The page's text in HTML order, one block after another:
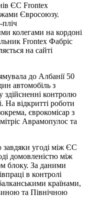
ЄС Frontex
Євросоюзу.
колегами на кордоні
Frontex Фабріc
на сайті
до Албанії 50
автомобіль з
здійсненні контролю
На відкритті роботи
єврокомісар з
Аврамопулос та
угоді між ЄС
домовленістю між
блоку. За даними
в контролі
країнами,
та Північною